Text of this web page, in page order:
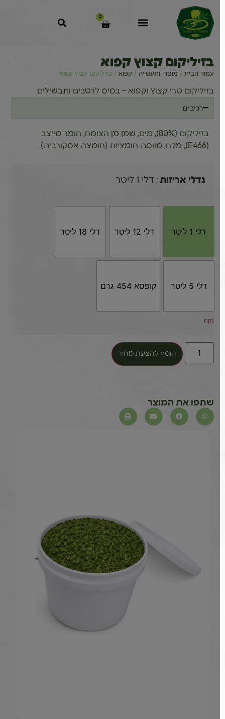
0
בזיליקום קצוץ קפוא
עמוד הבית/ מוסדי ותעשייה/ קפוא/ בזיליקום קצוץ קפוא
בזיליקום טרי קצוץ וקפוא – בסיס לרטבים ותבשילים
רכיבים
בזיליקום (80%), מים, שמן מן הצומח, חומר מייצב
גדלי אריזות : דלי 1 ליטר
דלי 1 ליטר דלי 12 ליטר דלי 18 ליטר
דלי 5 ליטר קופסא 454 גרם
נקה
הוסף להצעת מחיר
שתפו את המוצר